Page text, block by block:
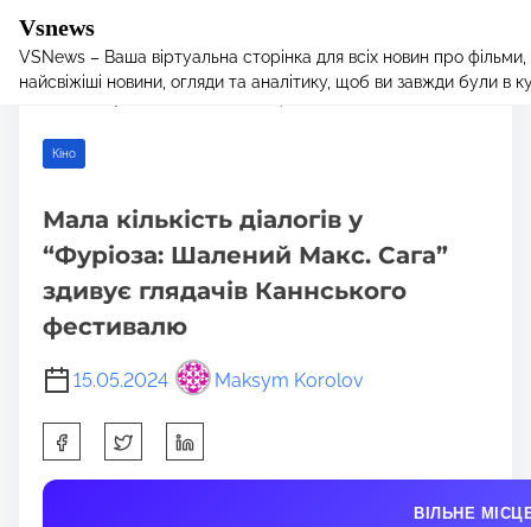
Vsnews
VSNews – Ваша віртуальна сторінка для всіх новин про
найсвіжіші новини, огляди та аналітику, щоб ви завжди були в
Home/Кіно/ Мала кількість діалогів у “Фуріоза: Шалений Макс.
Кіно
Мала кількість діалогів у
“Фуріоза: Шалений Макс. Сага”
здивує глядачів Каннського
фестивалю
15.05.2024 Maksym Korolov
h
a
ВІЛЬНЕ